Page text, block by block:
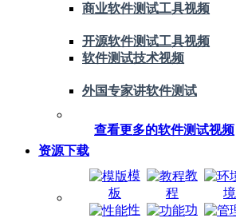
商业软件测试工具视频
开源软件测试工具视频
软件测试技术视频
外国专家讲软件测试
查看更多的软件测试视频
资源下载
模
板
教
程
境
性
功